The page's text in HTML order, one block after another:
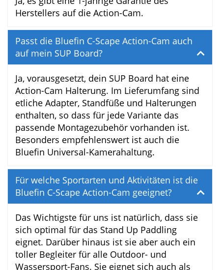
machen auch beim Schnorcheln und
Tauchen richtig Spaß. Ein genereller Ersatz
für eine Kompakt-Kamera oder das
Smartphone ist sie qualitativ natürlich
nicht, aber für actionreiche
Schnappschüsse und Videos ist sie optimal.
Der günstige Preis und das umfassende
Zubehörpaket sind wirklich attraktiv!
Gibt es eine Garantie auf die Bluefin C-
Scape Action-Cam?
Ja, es gibt eine 1-jährige Garantie des
Herstellers auf die Action-Cam.
Passt die Bluefin C-Scape Action-Cam auch
Ja, vorausgesetzt, dein SUP Board hat eine
Action-Cam Halterung. Im Lieferumfang
sind etliche Adapter, Standfüße und